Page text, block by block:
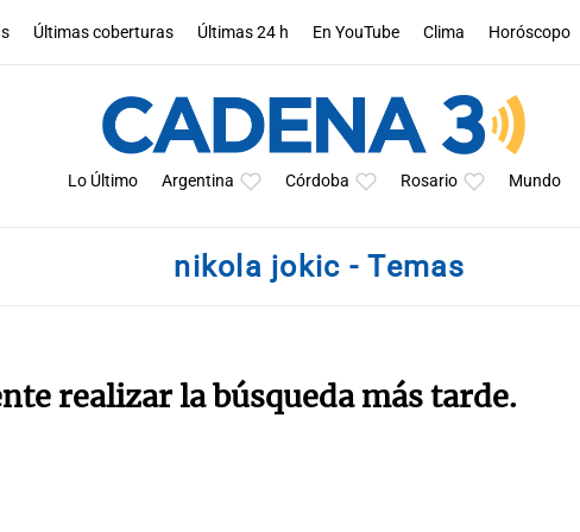
Últimas coberturas Últimas 24 h En YouTube Clima Horóscopo
Lo Último Argentina Córdoba Rosario Mundo
nikola jokic - Temas
realizar la búsqueda más tarde.